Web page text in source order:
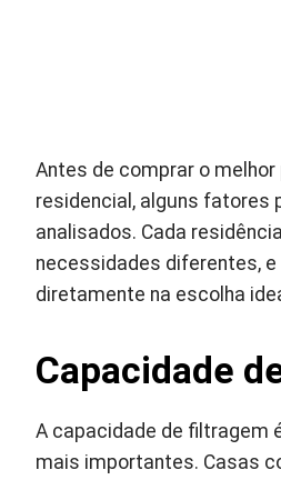
Antes de comprar o
residencial, alguns fatores
analisados. Cada
necessidades diferentes,
diretamente na escolha
Capacidade
A capacidade de filtragem
mais importantes. Casas